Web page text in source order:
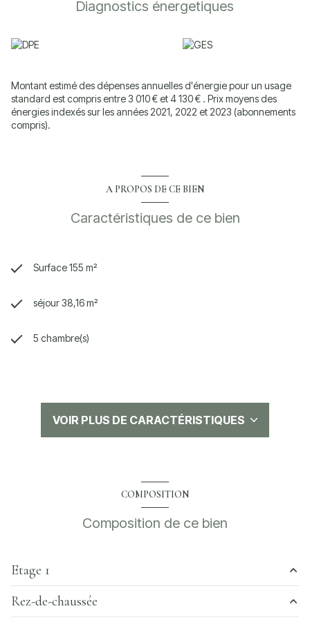
Toulouse sont rapides en voiture, avec seulement 15 minutes pour
Cette propriété représente une opportunité rare pour une famille,
généreux à L’Union.
Les informations sur les risques auxquels ce bien est exposé sont
disponibles sur le site
Diagnostics énergetiques
Montant estimé des dépenses annuelles d'énergie pour un usage
standard est compris entre 3 010 € et 4 130 € . Prix moyens des
énergies indexés sur les années 2021, 2022 et 2023 (abonnements
compris).
A PROPOS DE CE BIEN
Caractéristiques de ce bien
Surface 155 m²
séjour 38,16 m²
5 chambre(s)
cuisine séparée (semi-équipée)
1 parking(s)
VOIR PLUS DE CARACTÉRISTIQUES
COMPOSITION
Composition de ce bien
Etage 1
cuisine
Rez-de-chaussée